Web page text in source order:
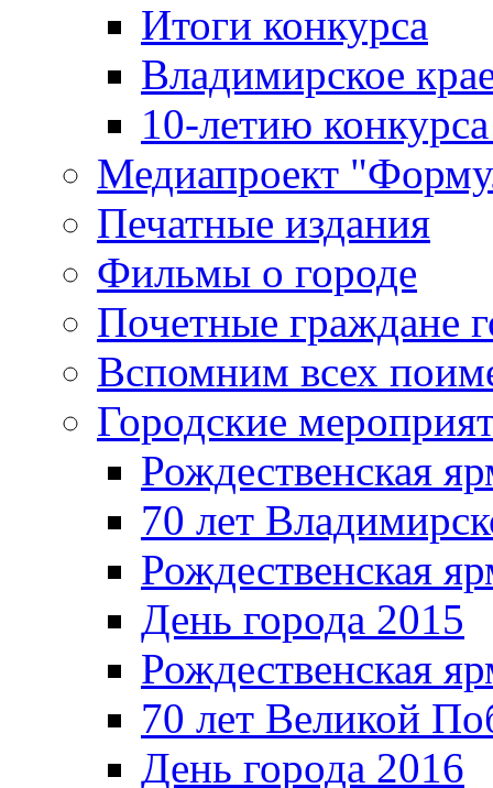
Итоги конкурса
Владимирское
10-летию
Медиапроект
Печатные издания
Фильмы о городе
Почетные граждане
Вспомним всех
Городские
Рождественская
70 лет
Рождественская
День города 2015
Рождественская
70 лет Великой
День города 2016